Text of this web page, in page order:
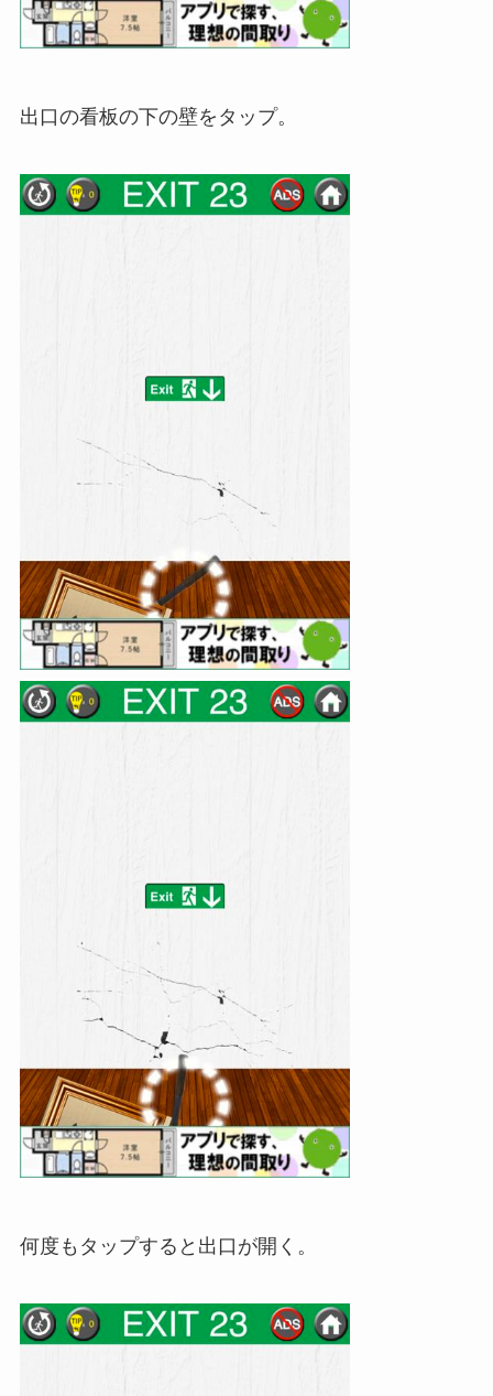
出口の看板の下の壁をタップ。
何度もタップすると出口が開く。